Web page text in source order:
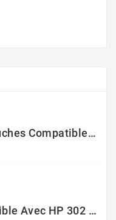
Pack 2 Cartouches Compatible Avec HP 301 XL Noir Et Couleur
Pack Compatible Avec HP 302 XL Noir Et Couleur - SANS NIVEAU ENCRE